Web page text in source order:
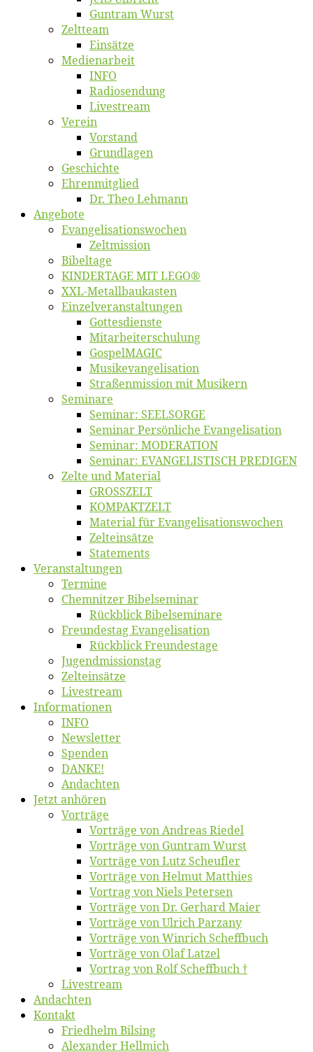
Gun­tram Wurst
Zelt­team
Ein­sät­ze
Me­di­en­ar­beit
INFO
Ra­dio­sen­dung
Live­stream
Ver­ein
Vor­stand
Grund­la­gen
Ge­schich­te
Eh­ren­mit­glied
Dr. Theo Lehmann
An­ge­bo­te
Evangelisa­tions­wo­chen
Zelt­mis­si­on
Bi­bel­ta­ge
KINDERTAGE MIT LEGO®
XXL-Me­­tal­l­­bau­­kas­­ten
Einzelver­an­stal­tungen
Got­tes­diens­te
Mitarbeiter­schulung
Gos­pel­MA­GIC
Musikevan­ge­li­sa­tion
Straßenmis­sion mit Musikern
Se­mi­na­re
Se­mi­nar: SEELSORGE
Se­mi­nar Per­sön­li­che Evangelisation
Se­mi­nar: MODERATION
Se­mi­nar: EVANGELISTISCH PREDIGEN
Zel­te und Material
GROSSZELT
KOMPAKTZELT
Ma­te­ri­al für Evangelisationswochen
Zelt­ein­sät­ze
State­ments
Ver­an­stal­tun­gen
Ter­mi­ne
Chemnit­zer Bibelseminar
Rück­blick Bibelseminare
Freun­des­tag Evangelisation
Rück­blick Freundestage
Jugend­mis­sions­tag
Zelt­ein­sät­ze
Live­stream
Informatio­nen
INFO
News­let­ter
Spen­den
DANKE!
An­dach­ten
Jetzt an­hö­ren
Vor­trä­ge
Vor­trä­ge von An­dre­as Riedel
Vor­trä­ge von Gun­tram Wurst
Vor­trä­ge von Lutz Scheufler
Vor­trä­ge von Hel­mut Matthies
Vor­trag von Niels Petersen
Vor­trä­ge von Dr. Ger­hard Maier
Vor­trä­ge von Ul­rich Parzany
Vor­trä­ge von Win­rich Scheffbuch
Vor­trä­ge von Olaf Latzel
Vor­trag von Rolf Scheffbuch †
Live­stream
An­dach­ten
Kon­takt
Fried­helm Bilsing
Alex­an­der Hellmich